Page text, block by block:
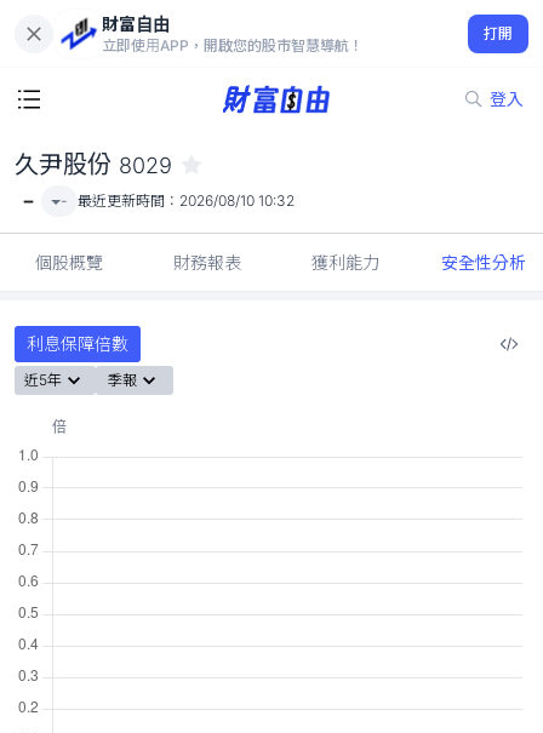
財富自由
立即使用APP，開啟您的股市智慧導航！
打開
登入
-
久尹股份 8029
- - 最近更新時間： 2026/08/10 10:32
個股概覽 財務報表 獲利能力 安全性分析
利息保障倍數
近5年 季報